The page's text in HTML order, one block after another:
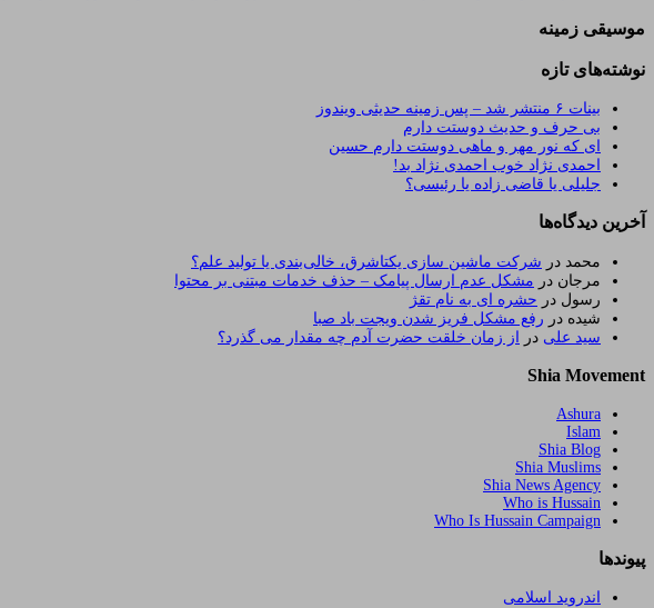
موسیقی زمینه
نوشته‌های تازه
بینات ۶ منتشر شد – پس زمینه حدیثی ویندوز
بی حرف و حدیث دوستت دارم
ای که نور مهر و ماهی دوستت دارم حسین
احمدی نژاد خوب احمدی نژاد بد!
جلیلی یا قاضی زاده یا رئیسی؟
آخرین دیدگاه‌ها
محمد در شرکت ماشین سازی یکتاشرق، خالی‌بندی یا تولید علم؟
مرجان در مشکل عدم ارسال پیامک – حذف خدمات مبتنی بر محتوا
رسول در حشره ای به نام تقژ
شیده در رفع مشکل فریز شدن ویجت باد صبا
سید علی در از زمان خلقت حضرت آدم چه مقدار می گذرد؟
Shia Movement
Ashura
Islam
Shia Blog
Shia Muslims
Shia News Agency
Who is Hussain
Who Is Hussain Campaign
پیوندها
اندروید اسلامی